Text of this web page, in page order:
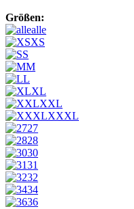
Größen:
alle
XS
S
M
L
XL
XXL
XXXL
27
28
30
31
32
34
36